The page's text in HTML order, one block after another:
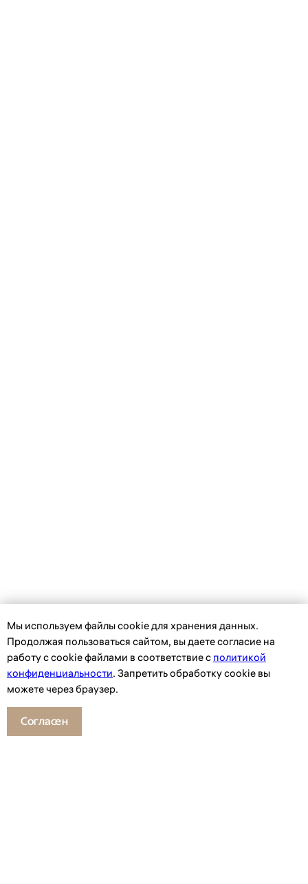
Мы используем файлы сookie для хранения данных.
Продолжая пользоваться сайтом, вы даете согласие на
работу с cookie файлами в соответствие с политикой
конфиденциальности. Запретить обработку cookie вы
можете через браузер.
Согласен